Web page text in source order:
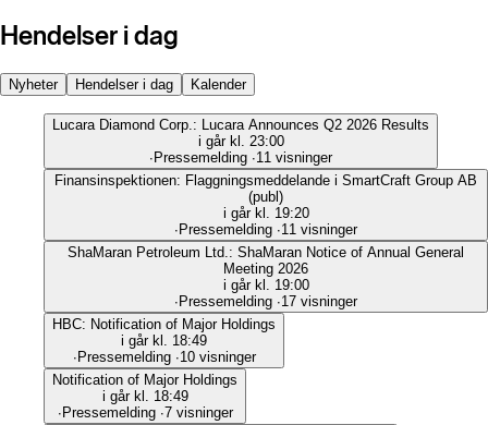
Hendelser i dag
Nyheter Hendelser i dag Kalender
Lucara Diamond Corp.: Lucara Announces Q2 2026 Results
i går kl. 23:00
∙ Pressemelding ∙11 visninger
Finansinspektionen: Flaggningsmeddelande i SmartCraft Group AB
(publ)
i går kl. 19:20
∙ Pressemelding ∙11 visninger
ShaMaran Petroleum Ltd.: ShaMaran Notice of Annual General
Meeting 2026
i går kl. 19:00
∙ Pressemelding ∙17 visninger
HBC: Notification of Major Holdings
i går kl. 18:49
∙ Pressemelding ∙10 visninger
Notification of Major Holdings
i går kl. 18:49
∙ Pressemelding ∙7 visninger